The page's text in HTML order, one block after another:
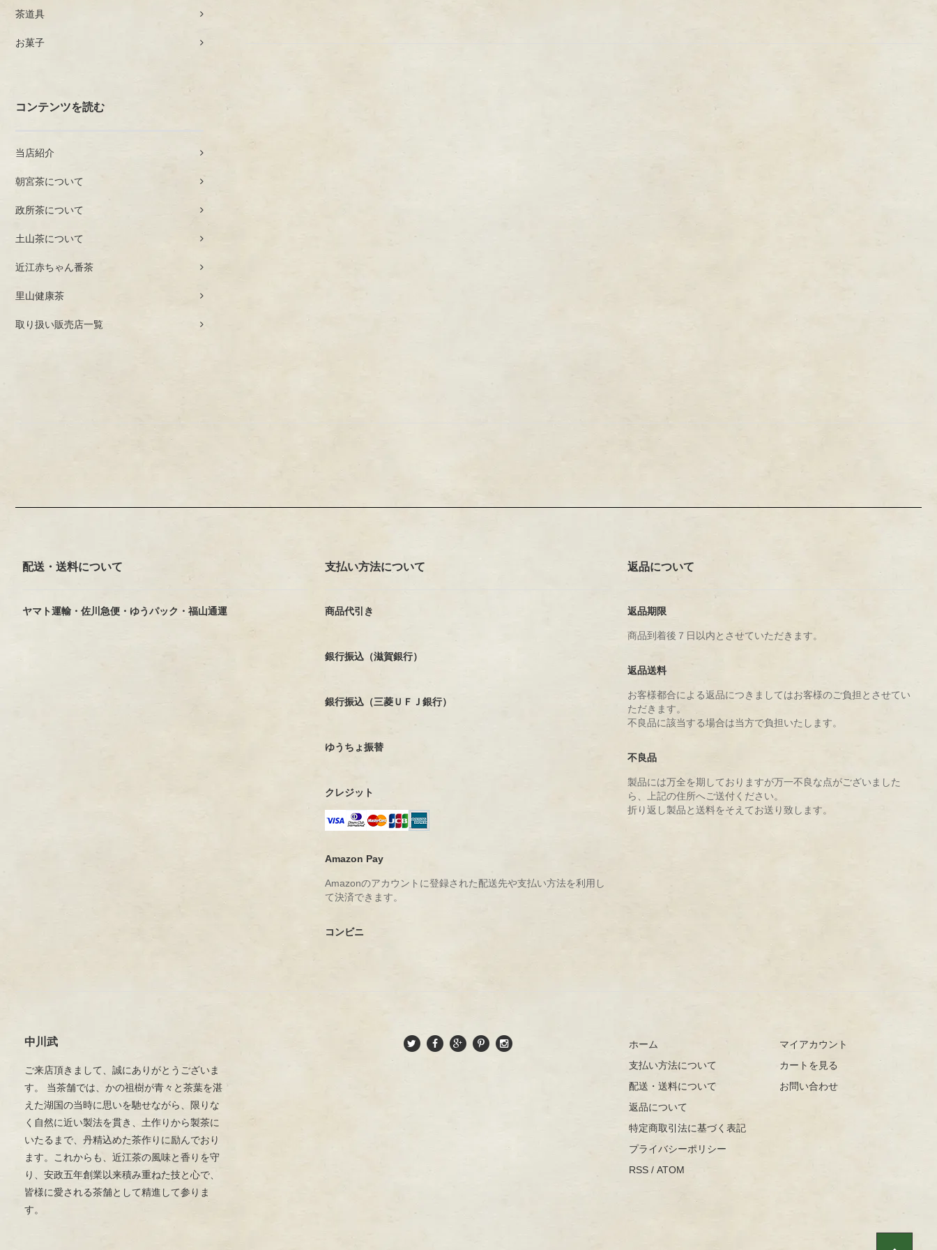
茶道具
お菓子
コンテンツを読む
当店紹介
朝宮茶について
政所茶について
土山茶について
近江赤ちゃん番茶
里山健康茶
取り扱い販売店一覧
配送・送料について
ヤマト運輸・佐川急便・ゆうパック・福山通運
支払い方法について
商品代引き
銀行振込（滋賀銀行）
銀行振込（三菱ＵＦＪ銀行）
ゆうちょ振替
クレジット
Amazon Pay
Amazonのアカウントに登録された配送先や支払い方法を利用し
て決済できます。
コンビニ
返品について
返品期限
商品到着後７日以内とさせていただきます。
返品送料
お客様都合による返品につきましてはお客様のご負担とさせてい
ただきます。
不良品に該当する場合は当方で負担いたします。
不良品
製品には万全を期しておりますが万一不良な点がございました
ら、上記の住所へご送付ください。
折り返し製品と送料をそえてお送り致します。
中川武
ご来店頂きまして、誠にありがとうございま
す。 当茶舗では、かの祖樹が青々と茶葉を湛
えた湖国の当時に思いを馳せながら、限りな
く自然に近い製法を貫き、土作りから製茶に
いたるまで、丹精込めた茶作りに励んでおり
ます。これからも、近江茶の風味と香りを守
り、安政五年創業以来積み重ねた技と心で、
皆様に愛される茶舗として精進して参りま
す。
ホーム
支払い方法について
配送・送料について
返品について
特定商取引法に基づく表記
プライバシーポリシー
RSS/ ATOM
マイアカウント
カートを見る
お問い合わせ